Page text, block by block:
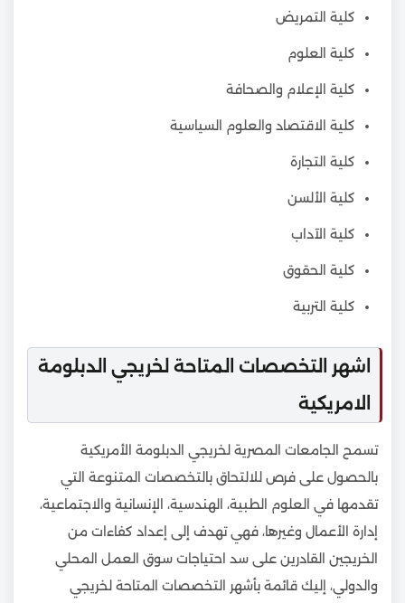
كلية التمريض
كلية العلوم
كلية الإعلام والصحافة
كلية الاقتصاد والعلوم السياسية
كلية التجارة
كلية الألسن
كلية الآداب
كلية الحقوق
كلية التربية
اشهر التخصصات المتاحة لخريجي الدبلومة
الامريكية
تسمح الجامعات المصرية لخريجي الدبلومة الأمريكية
بالحصول على فرص للالتحاق بالتخصصات المتنوعة التي
تقدمها في العلوم الطبية، الهندسية، الإنسانية والاجتماعية،
إدارة الأعمال وغيرها، فهي تهدف إلى إعداد كفاءات من
الخريجين القادرين على سد احتياجات سوق العمل المحلي
والدولي، إليك قائمة بأشهر التخصصات المتاحة لخريجي